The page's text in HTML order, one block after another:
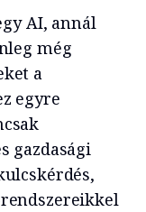
AI, annál
még
a
egyre
gazdasági